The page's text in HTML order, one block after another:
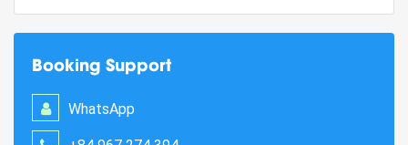
Booking Support
WhatsApp